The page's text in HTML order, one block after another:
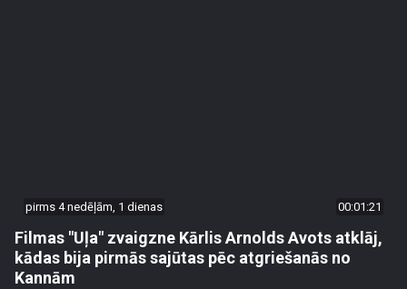
pirms 4 nedēļām, 1 dienas 00:01:21
Filmas "Uļa" zvaigzne Kārlis Arnolds Avots atklāj,
kādas bija pirmās sajūtas pēc atgriešanās no
Kannām